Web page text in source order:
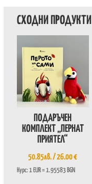
СХОДНИ ПРОДУКТИ
ПОДАРЪЧЕН
КОМПЛЕКТ „ПЕРНАТ
ПРИЯТЕЛ“
50.85лв./ 26.00 €
Курс: 1 EUR = 1.95583 BGN